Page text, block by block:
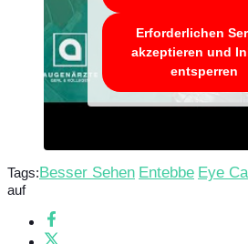
Erforderlichen
akzeptieren und
entsperren
Tags:Besser Sehen Entebbe Eye
auf